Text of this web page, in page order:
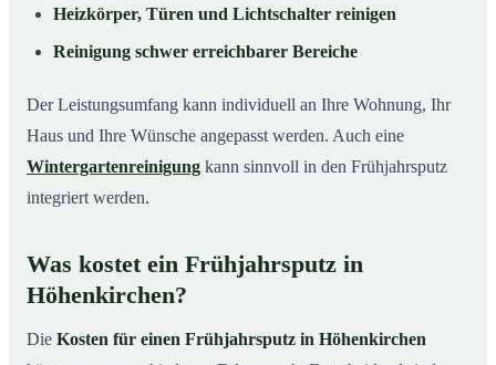
Heizkörper, Türen und Lichtschalter reinigen
Reinigung schwer erreichbarer Bereiche
Der Leistungsumfang kann individuell an Ihre Wohnung, Ihr
Haus und Ihre Wünsche angepasst werden. Auch eine
Wintergartenreinigung kann sinnvoll in den Frühjahrsputz
integriert werden.
Was kostet ein Frühjahrsputz in
Höhenkirchen?
Die Kosten für einen Frühjahrsputz in Höhenkirchen